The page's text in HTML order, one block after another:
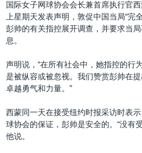
国际女子网球协会会长兼首席执行官西
上星期天发表声明，敦促中国当局“完
彭帅的有关指控展开调查，并要求当
息。
声明说，“在所有社会中，她指控的行
是被纵容或被忽视。我们赞赏彭帅在
卓越勇气和力量。”
西蒙同一天在接受纽约时报采访时表
球协会的保证，彭帅是安全的。“没有
他说。